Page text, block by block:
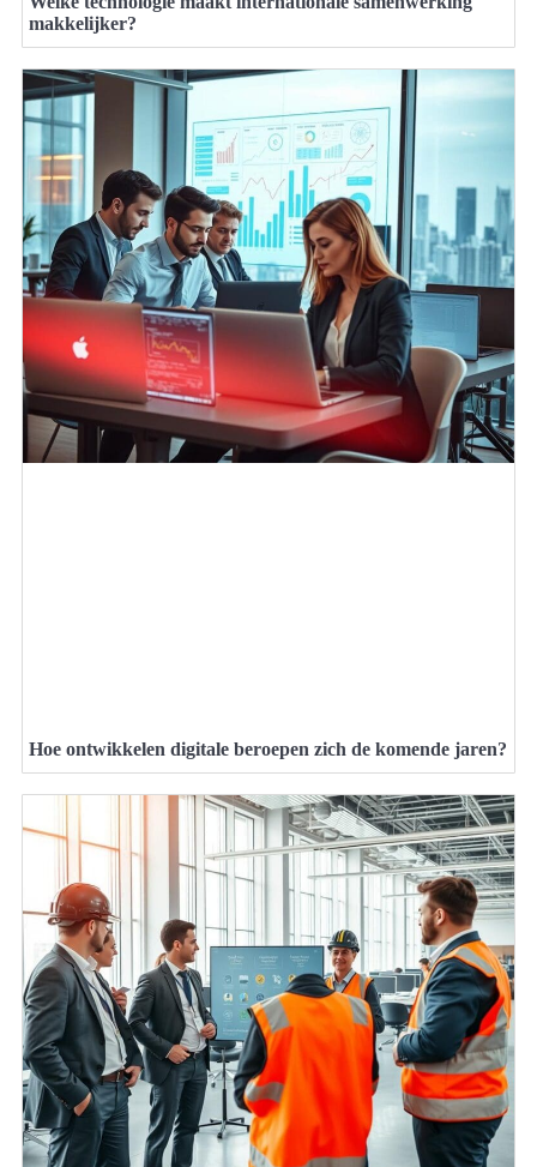
makkelijker?
Hoe ontwikkelen digitale beroepen zich de komende jaren?